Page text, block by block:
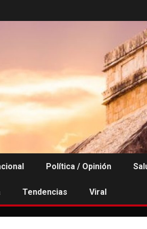
Política / Opinión
Tendencias Viral